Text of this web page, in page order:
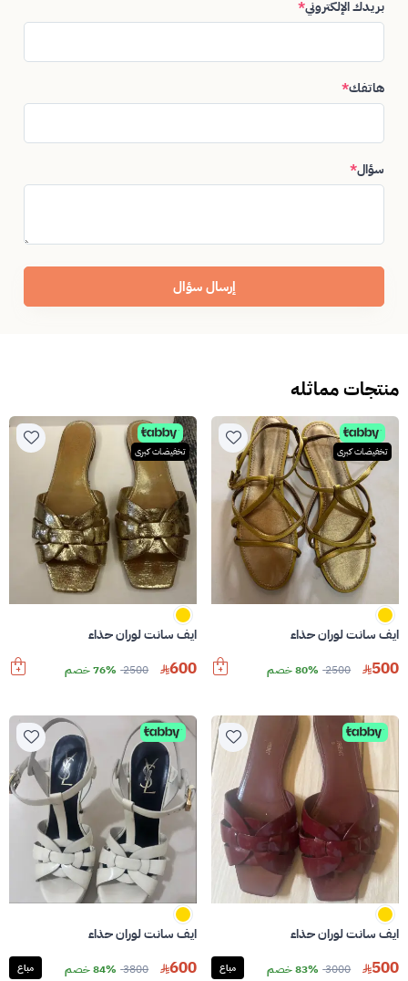
بريدك الإلكتروني*
هاتفك*
سؤال*
إرسال سؤال
منتجات مماثله
تخفيضات كبرى
ايف سانت لوران حذاء
500
2500 80% خصم
تخفيضات كبرى
ايف سانت لوران حذاء
600
2500 76% خصم
ايف سانت لوران حذاء
500
3000 83% خصم مباع
ايف سانت لوران حذاء
600
3800 84% خصم مباع